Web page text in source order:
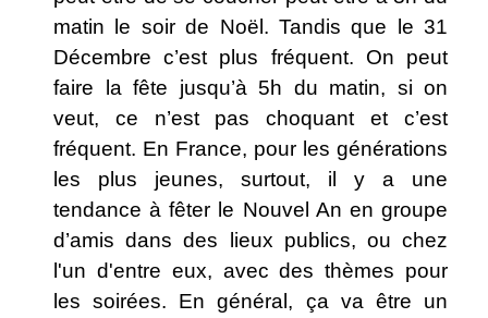
matin le soir de Noël. Tandis que le 31
Décembre c’est plus fréquent. On peut
faire la fête jusqu’à 5h du matin, si on
veut, ce n’est pas choquant et c’est
fréquent. En France, pour les générations
les plus jeunes, surtout, il y a une
tendance à fêter le Nouvel An en groupe
d’amis dans des lieux publics, ou chez
l'un d'entre eux, avec des thèmes pour
les soirées. En général, ça va être un